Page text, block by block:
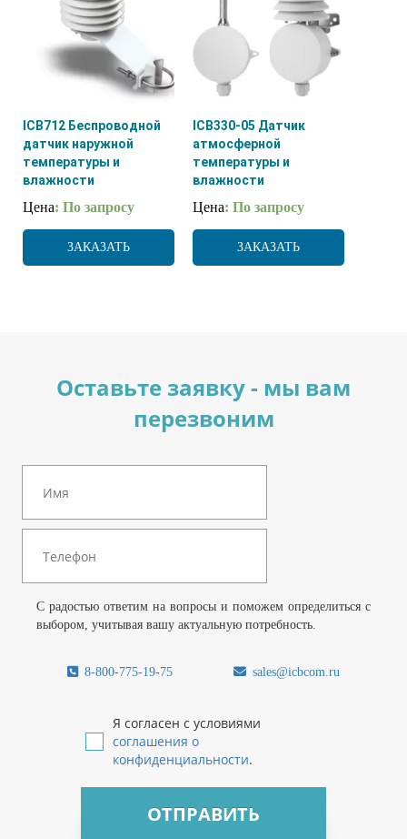
ICB712 Беспроводной
датчик наружной
температуры и
влажности
Цена: По запросу
ЗАКАЗАТЬ
ICB330-05 Датчик
атмосферной
температуры и
влажности
Цена: По запросу
ЗАКАЗАТЬ
Оставьте заявку - мы вам
перезвоним
С радостью ответим на вопросы и поможем определиться с
выбором, учитывая вашу актуальную потребность.
8-800-775-19-75 sales@icbcom.ru
Я согласен с условиями
соглашения о
конфиденциальности.
ОТПРАВИТЬ